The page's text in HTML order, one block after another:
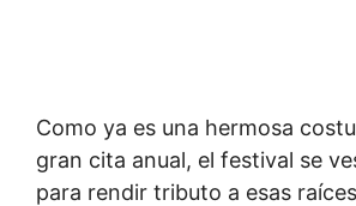
Como ya es una hermosa
gran cita anual, el festival se
para rendir tributo a esas